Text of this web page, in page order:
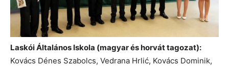
Laskói Általános Iskola (magyar és horvát tagozat):
Kovács Dénes Szabolcs, Vedrana Hrlić, Kovács Dominik,